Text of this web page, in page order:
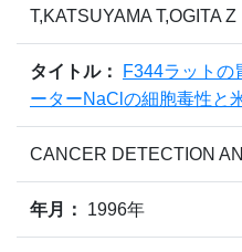
T,KATSUYAMA T,OGITA Z
タイトル：
F344ラットの
ーターNaClの細胞毒性と
CANCER DETECTION
年月： 1996年